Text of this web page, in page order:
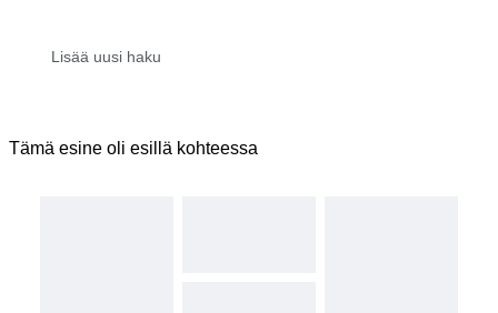
Tämä esine oli esillä kohteessa